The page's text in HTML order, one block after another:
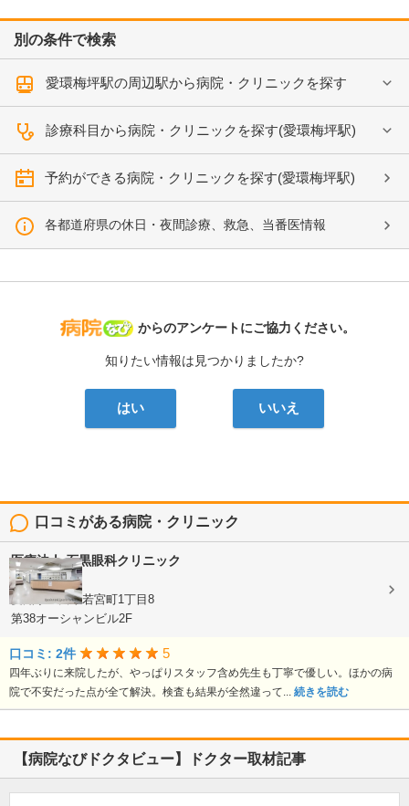
別の条件で検索
愛環梅坪駅の周辺駅から病院・クリニックを探す
診療科目から病院・クリニックを探す(愛環梅坪駅)
予約ができる病院・クリニックを探す(愛環梅坪駅)
各都道府県の休日・夜間診療、救急、当番医情報
病院なび
からのアンケートにご協力ください。
知りたい情報は見つかりましたか?
はい いいえ
口コミがある病院・クリニック
医療法人石黒眼科クリニック
眼科
愛知県豊田市若宮町1丁目8
第38オーシャンビル2F
口コミ: 2件 5
四年ぶりに来院したが、やっぱりスタッフ含め先生も丁寧で優しい。ほかの病
院で不安だった点が全て解決。検査も結果が全然違って... 続きを読む
【病院なびドクタビュー】ドクター取材記事